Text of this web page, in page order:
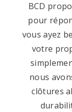
BCD
pour
vous ayez
votre
nous
clôtures